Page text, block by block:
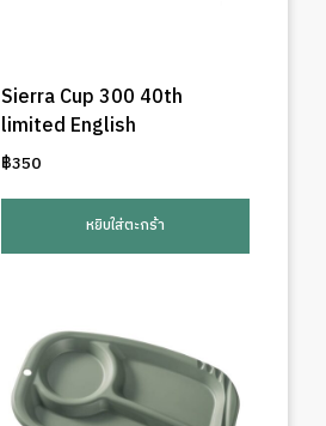
Sierra Cup 300 40th
limited English
฿350
หยิบใส่ตะกร้า